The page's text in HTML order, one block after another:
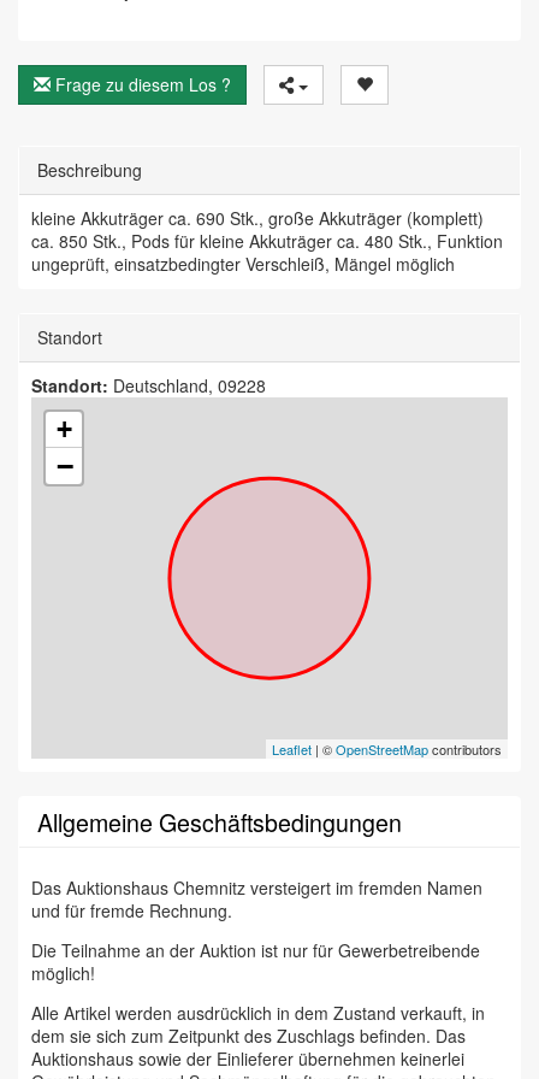
Frage zu diesem Los ?
Beschreibung
kleine Akkuträger ca. 690 Stk., große Akkuträger (komplett)
ca. 850 Stk., Pods für kleine Akkuträger ca. 480 Stk., Funktion
ungeprüft, einsatzbedingter Verschleiß, Mängel möglich
Standort
Standort: Deutschland, 09228
+
−
Leaflet | ©OpenStreetMapcontributors
Allgemeine Geschäftsbedingungen
Das Auktionshaus Chemnitz versteigert im fremden Namen
und für fremde Rechnung.
Die Teilnahme an der Auktion ist nur für Gewerbetreibende
möglich!
Alle Artikel werden ausdrücklich in dem Zustand verkauft, in
dem sie sich zum Zeitpunkt des Zuschlags befinden. Das
Auktionshaus sowie der Einlieferer übernehmen keinerlei